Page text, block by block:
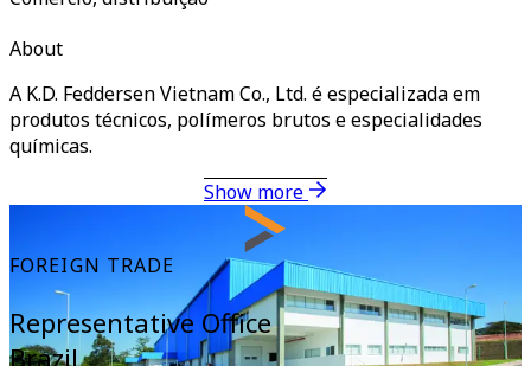
About
A K.D. Feddersen Vietnam Co., Ltd. é especializada em
produtos técnicos, polímeros brutos e especialidades
químicas.
Show more
FOREIGN TRADE
Representative Office
Brazil